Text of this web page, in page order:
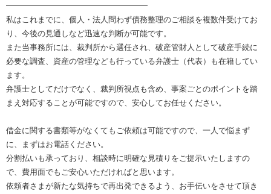
━━━━━━━━━━━━━━━━━━
私はこれまでに、個人・法人問わず債務整理のご相談を複数件受けてお
り、今後の見通しなど迅速な判断が可能です。
また当事務所には、裁判所から選任され、破産管財人として破産手続に
必要な調査、資産の管理なども行っている弁護士（代表）も在籍してい
ます。
弁護士としてだけでなく、裁判所視点も含め、事案ごとのポイントを踏
まえ対応することが可能ですので、安心してお任せください。
借金に関する書類等がなくてもご依頼は可能ですので、一人で悩まず
に、まずはお電話ください。
分割払いも承っており、相談時に明確な見積りをご提示いたしますの
で、費用面でもご安心いただければと思います。
依頼者さまが新たな気持ちで再出発できるよう、お手伝いをさせて頂き